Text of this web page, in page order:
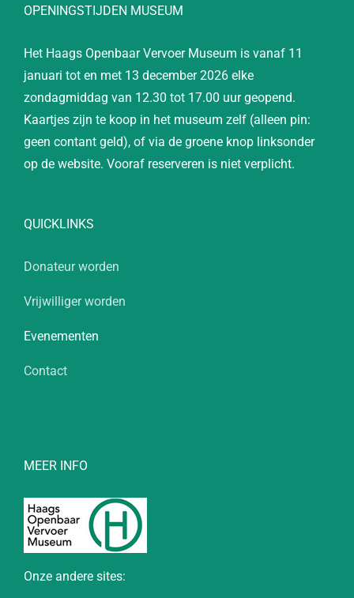
OPENINGSTIJDEN MUSEUM
Het Haags Openbaar Vervoer Museum is vanaf 11
januari tot en met 13 december 2026 elke
zondagmiddag van 12.30 tot 17.00 uur geopend.
Kaartjes zijn te koop in het museum zelf (alleen pin:
geen contant geld), of via de groene knop linksonder
op de website. Vooraf reserveren is niet verplicht.
QUICKLINKS
Donateur worden
Vrijwilliger worden
Evenementen
Contact
MEER INFO
Onze andere sites: